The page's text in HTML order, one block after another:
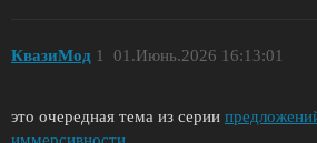
КвазиМод 01.Июнь.2026 16:13:01
1
это очередная тема из серии